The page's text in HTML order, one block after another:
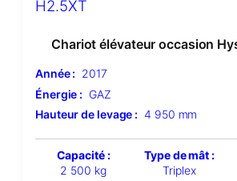
Chariot élévateur occasion
Année : 2017
Énergie : GAZ
Hauteur de levage : 4 950 mm
Capacité :
2 500 kg
Type de mât :
Triplex